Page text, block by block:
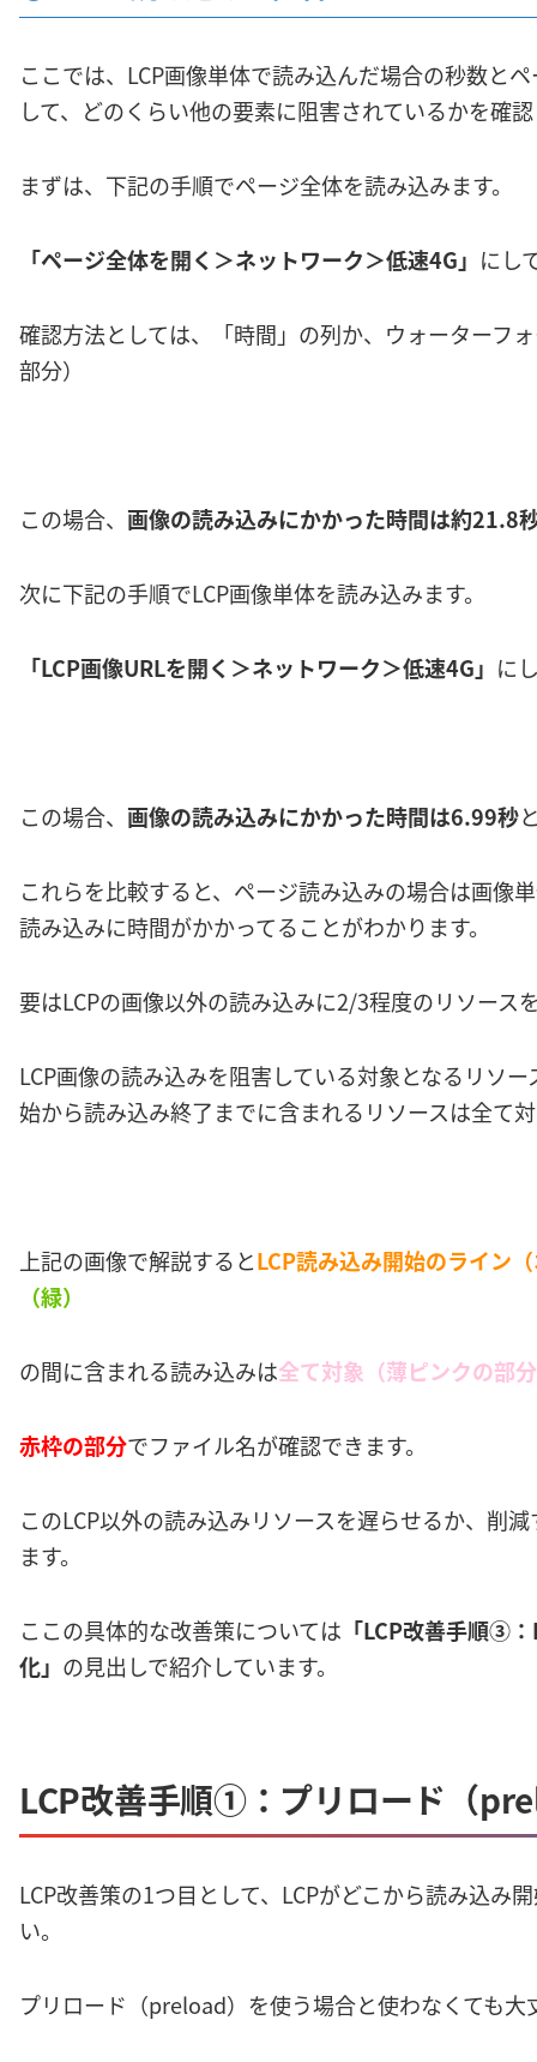
ここでは、LCP画像単体で読み込んだ場合の秒数と
して、どのくらい他の要素に阻害されているかを確
まずは、下記の手順でページ全体を読み込みます。
「ページ全体を開く＞ネットワーク＞低速4G」 にし
確認方法としては、「時間」の列か、ウォーターフ
部分）
この場合、 画像の読み込みにかかった時間は約21.8
次に下記の手順でLCP画像単体を読み込みます。
「LCP画像URLを開く＞ネットワーク＞低速4G」 に
この場合、 画像の読み込みにかかった時間は6.99秒
これらを比較すると、ページ読み込みの場合は画像
読み込みに時間がかかってることがわかります。
要はLCPの画像以外の読み込みに2/3程度のリソース
LCP画像の読み込みを阻害している対象となるリソ
始から読み込み終了までに含まれるリソースは全て
上記の画像で解説するとLCP読み込み開始のライン
（緑）
の間に含まれる読み込みは全て対象（薄ピンクの部
赤枠の部分でファイル名が確認できます。
このLCP以外の読み込みリソースを遅らせるか、削
ます。
ここの具体的な改善策については 「LCP改善手順③
化」 の見出しで紹介しています。
LCP改善手順①：プリロード（
LCP改善策の1つ目として、LCPがどこから読み込み
い。
プリロード（preload）を使う場合と使わなくても大